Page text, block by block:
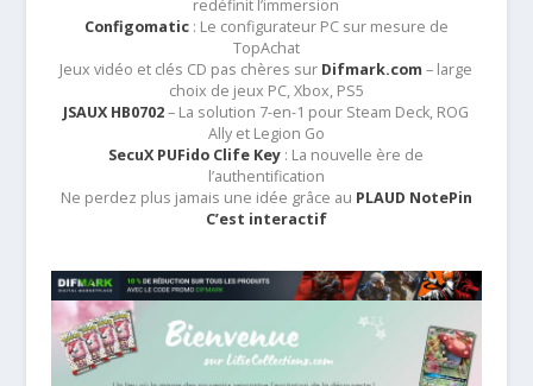
redéfinit l’immersion
Configomatic: Le configurateur PC sur mesure de
TopAchat
Jeux vidéo et clés CD pas chères sur Difmark.com – large
choix de jeux PC, Xbox, PS5
JSAUX HB0702– La solution 7-en-1 pour Steam Deck, ROG
Ally et Legion Go
SecuX PUFido Clife Key : La nouvelle ère de
l’authentification
Ne perdez plus jamais une idée grâce au PLAUD NotePin
C’est interactif